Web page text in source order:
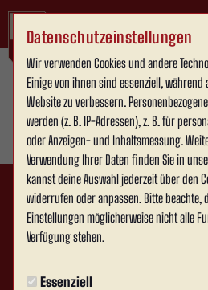
Datenschutzeinstellungen
Wir verwenden Cookies und andere
Einige von ihnen sind essenziell,
Website zu verbessern.
werden (z. B. IP-Adressen), z. B. für
oder Anzeigen- und Inhaltsmessung.
Verwendung Ihrer Daten finden Sie in
kannst deine Auswahl jederzeit über den
widerrufen oder anpassen. Bitte
Einstellungen möglicherweise nicht alle
Verfügung stehen.
Essenziell